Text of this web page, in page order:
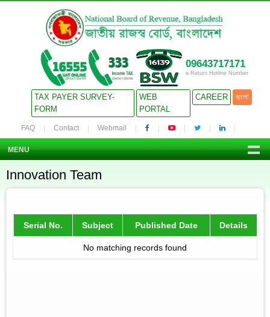
09643717171
e-Return Hotline Number
TAX PAYER SURVEY-
FORM
WEB
PORTAL
CAREER বাংলা
FAQ Contact Webmail
MENU
Innovation Team
Serial No. Subject Published Date Details
No matching records found